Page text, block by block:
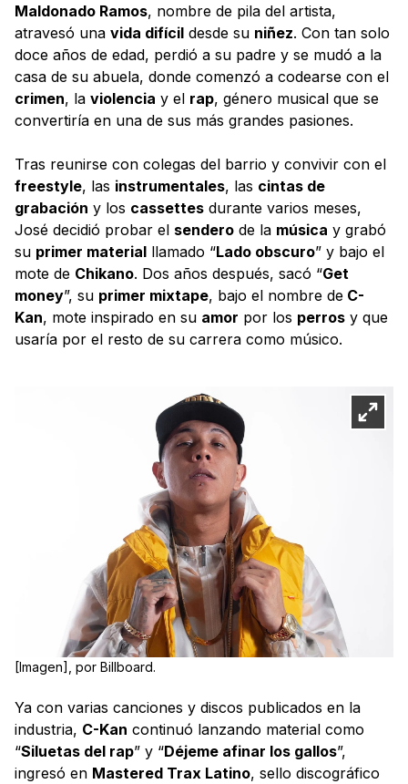
Maldonado Ramos, nombre de pila del artista,
atravesó una vida difícil desde su niñez. Con tan solo
doce años de edad, perdió a su padre y se mudó a la
casa de su abuela, donde comenzó a codearse con el
crimen, la violencia y el rap, género musical que se
convertiría en una de sus más grandes pasiones.
Tras reunirse con colegas del barrio y convivir con el
freestyle, las instrumentales, las cintas de
grabación y los cassettes durante varios meses,
José decidió probar el sendero de la música y grabó
su primer material llamado “Lado obscuro” y bajo el
mote de Chikano. Dos años después, sacó “Get
money”, su primer mixtape, bajo el nombre de C-
Kan, mote inspirado en su amor por los perros y que
usaría por el resto de su carrera como músico.
[Imagen], por Billboard.
Ya con varias canciones y discos publicados en la
industria, C-Kan continuó lanzando material como
“Siluetas del rap” y “Déjeme afinar los gallos”,
ingresó en Mastered Trax Latino, sello discográfico